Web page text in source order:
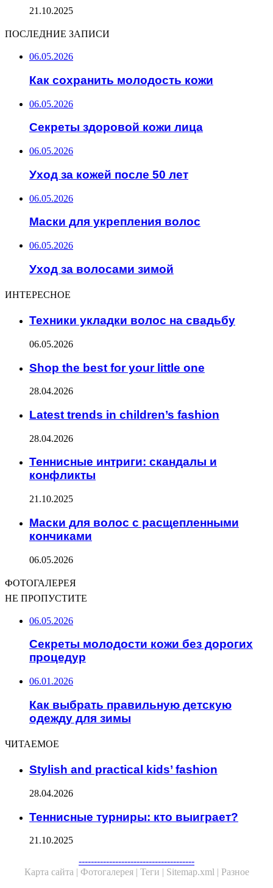
21.10.2025
ПОСЛЕДНИЕ ЗАПИСИ
06.05.2026
Как сохранить молодость кожи
06.05.2026
Секреты здоровой кожи лица
06.05.2026
Уход за кожей после 50 лет
06.05.2026
Маски для укрепления волос
06.05.2026
Уход за волосами зимой
ИНТЕРЕСНОЕ
Техники укладки волос на свадьбу
06.05.2026
Shop the best for your little one
28.04.2026
Latest trends in children’s fashion
28.04.2026
Теннисные интриги: скандалы и
конфликты
21.10.2025
Маски для волос с расщепленными
кончиками
06.05.2026
ФОТОГАЛЕРЕЯ
НЕ ПРОПУСТИТЕ
06.05.2026
Секреты молодости кожи без дорогих
процедур
06.01.2026
Как выбрать правильную детскую
одежду для зимы
ЧИТАЕМОЕ
Stylish and practical kids’ fashion
28.04.2026
Теннисные турниры: кто выиграет?
21.10.2025
--------------------------------------
Карта сайта | Фотогалерея | Теги | Sitemap.xml | Разное